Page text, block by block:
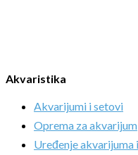
Akvaristika
Akvarijumi i setovi
Oprema za akvarijum
Uređenje akvarijuma